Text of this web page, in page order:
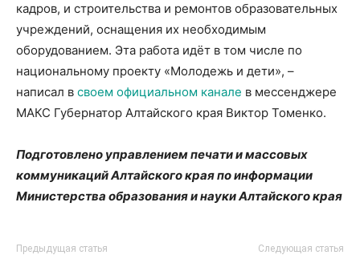
кадров, и строительства и ремонтов образовательных
учреждений, оснащения их необходимым
оборудованием. Эта работа идёт в том числе по
национальному проекту «Молодежь и дети», –
написал в своем официальном канале в мессенджере
МАКС Губернатор Алтайского края Виктор Томенко.
Подготовлено управлением печати и массовых
коммуникаций Алтайского края по информации
Министерства образования и науки Алтайского края
Предыдущая статья Следующая статья